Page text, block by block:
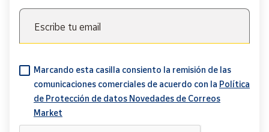
Escribe tu email
Marcando esta casilla consiento la remisión de las
comunicaciones comerciales de acuerdo con la Política
de Protección de datos Novedades de Correos
Market